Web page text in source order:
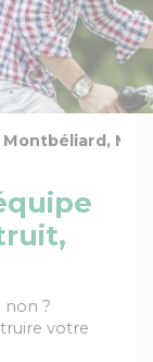
non ?
votre